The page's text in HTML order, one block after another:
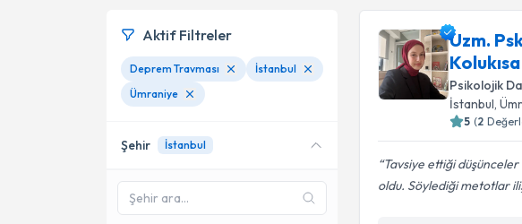
Uzm.
Psikolojik
İstanbul,
5 (2
Tavsiye ettiği düşünceler
oldu. Söylediği metotlar
Aktif Filtreler
Deprem Travması
İstanbul
Ümraniye
Şehir İstanbul